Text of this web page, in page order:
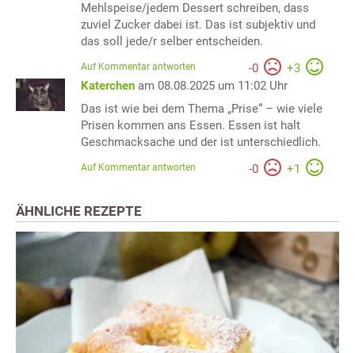
Mehlspeise/jedem Dessert schreiben, dass
zuviel Zucker dabei ist. Das ist subjektiv und
das soll jede/r selber entscheiden.
-0 +3
Auf Kommentar antworten
Katerchen am 08.08.2025 um 11:02 Uhr
Das ist wie bei dem Thema „Prise“ – wie viele
Prisen kommen ans Essen. Essen ist halt
Geschmacksache und der ist unterschiedlich.
-0 +1
Auf Kommentar antworten
ÄHNLICHE REZEPTE